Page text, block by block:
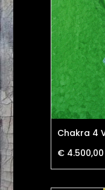
Chakra 4
€ 4.500,00